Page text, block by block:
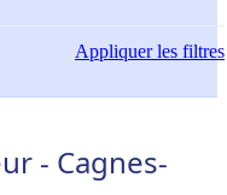
Appliquerles filtres
- Cagnes-